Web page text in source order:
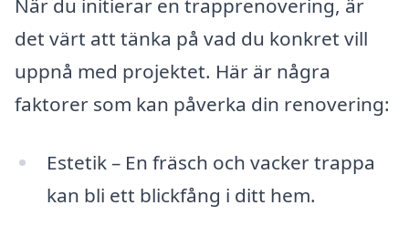
När du initierar en trapprenovering, är
det värt att tänka på vad du konkret vill
uppnå med projektet. Här är några
faktorer som kan påverka din renovering:
Estetik – En fräsch och vacker trappa
kan bli ett blickfång i ditt hem.